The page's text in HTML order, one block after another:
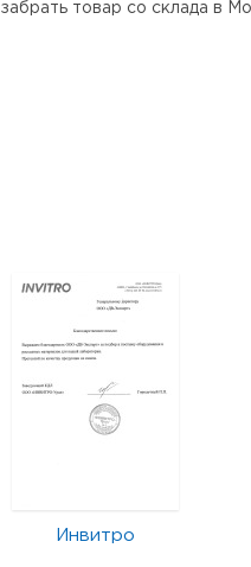
забрать товар со склада в
Инвитро